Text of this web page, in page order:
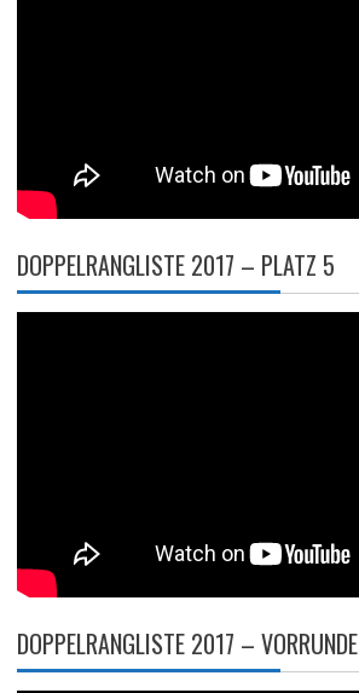
DOPPELRANGLISTE 2017 – PLATZ 5
DOPPELRANGLISTE 2017 – VORRUNDE